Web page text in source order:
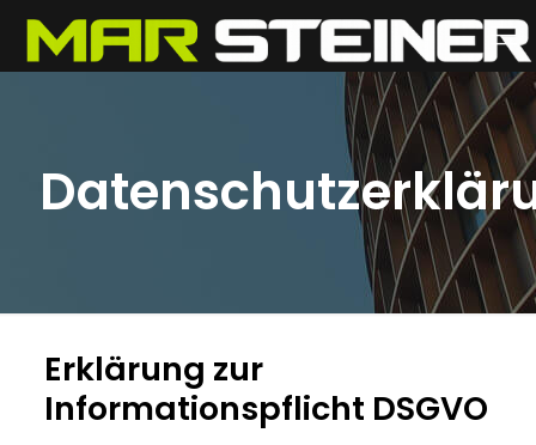
Erklärung zur
Informationspflicht DSGVO